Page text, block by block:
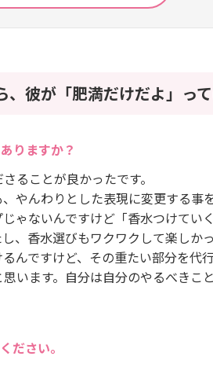
彼が「肥満だけだよ」って
りますか？
ることが良かったです。
やんわりとした表現に変更する事
ゃないんですけど「香水つけてい
、香水選びもワクワクして楽しか
んですけど、その重たい部分を代
います。自分は自分のやるべきこ
ださい。